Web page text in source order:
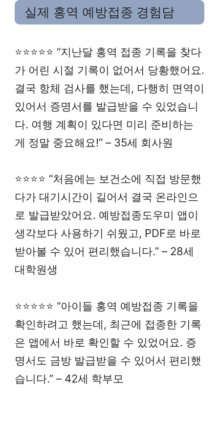
실제 홍역 예방접종 경험담
⭐⭐⭐⭐⭐ “지난달 홍역 접종 기록을 찾다
가 어린 시절 기록이 없어서 당황했어요.
결국 항체 검사를 했는데, 다행히 면역이
있어서 증명서를 발급받을 수 있었습니
다. 여행 계획이 있다면 미리 준비하는
게 정말 중요해요!” – 35세 회사원
⭐⭐⭐⭐ “처음에는 보건소에 직접 방문했
다가 대기시간이 길어서 결국 온라인으
로 발급받았어요. 예방접종도우미 앱이
생각보다 사용하기 쉬웠고, PDF로 바로
받아볼 수 있어 편리했습니다.” – 28세
대학원생
⭐⭐⭐⭐⭐ “아이들 홍역 예방접종 기록을
확인하려고 했는데, 최근에 접종한 기록
은 앱에서 바로 확인할 수 있었어요. 증
명서도 금방 발급받을 수 있어서 편리했
습니다.” – 42세 학부모